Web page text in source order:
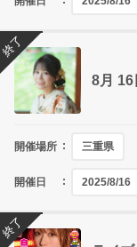
8月
開催場所 三重県
開催日 2025/8/16
終了
終了